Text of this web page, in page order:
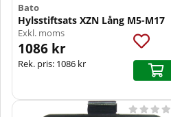
Bato
Hylsstiftsats XZN Lång M5-M17
Exkl. moms
1086 kr
Rek. pris: 1086 kr
   